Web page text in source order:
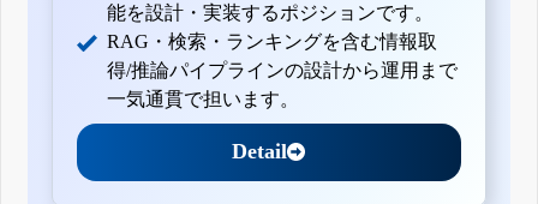
能を設計・実装するポジションです。
RAG・検索・ランキングを含む情報取
得/推論パイプラインの設計から運用まで
一気通貫で担います。
Detail